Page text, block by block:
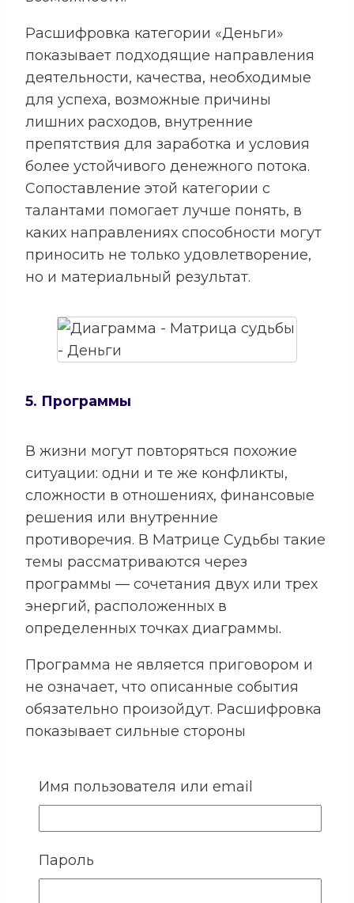
Расшифровка категории «Деньги»
показывает подходящие направления
деятельности, качества, необходимые
для успеха, возможные причины
лишних расходов, внутренние
препятствия для заработка и условия
более устойчивого денежного потока.
Сопоставление этой категории с
талантами помогает лучше понять, в
каких направлениях способности могут
приносить не только удовлетворение,
но и материальный результат.
5. Программы
В жизни могут повторяться похожие
ситуации: одни и те же конфликты,
сложности в отношениях, финансовые
решения или внутренние
противоречия. В Матрице Судьбы такие
темы рассматриваются через
программы — сочетания двух или трех
энергий, расположенных в
определенных точках диаграммы.
Программа не является приговором и
не означает, что описанные события
обязательно произойдут. Расшифровка
показывает сильные стороны
использовать его потенциал более
Имя пользователя или email
Пароль